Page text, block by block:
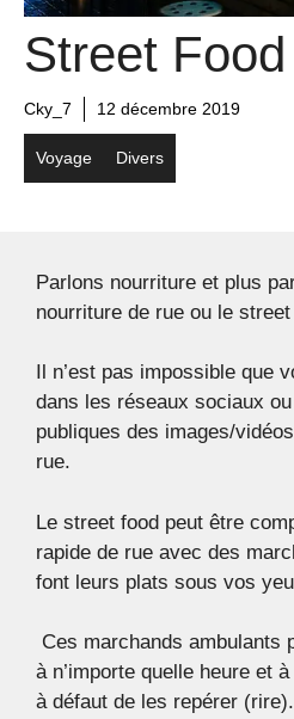
Street Food
Cky_7 12 décembre 2019
Voyage Divers
Parlons nourriture et plus
nourriture de rue ou le street
Il n’est pas impossible que
dans les réseaux sociaux
publiques des images/
rue.
Le street food peut être
rapide de rue avec des
font leurs plats sous vos
Ces marchands ambulants
à n’importe quelle heure et
à défaut de les repérer